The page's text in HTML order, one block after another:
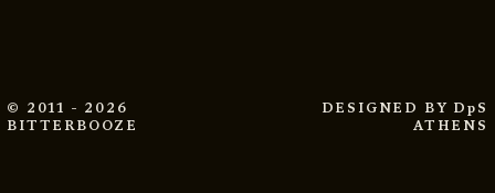
© 2011 - 2026
BITTERBOOZE
DESIGNED BY DpS
ATHENS